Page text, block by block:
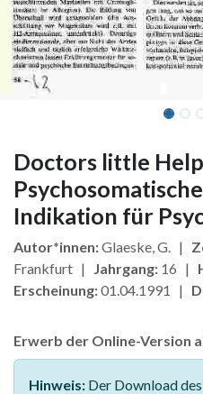
Doctors little
Indikation für
Autor*innen:Glaeske, G. |
Frankfurt | Jahrgang: 16 |
Erscheinung:01.04.1991 |
Erwerb der Online-Version
Hinweis: Der Download